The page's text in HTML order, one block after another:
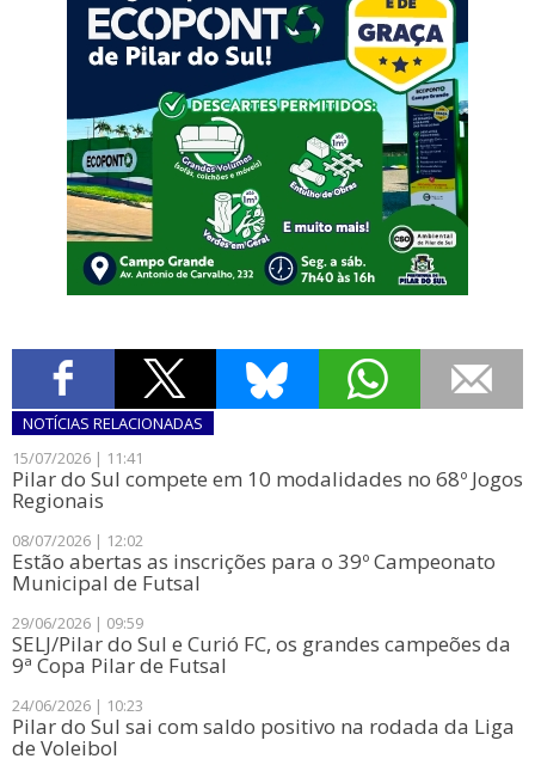
NOTÍCIAS RELACIONADAS
15/07/2026 | 11:41
Pilar do Sul compete em 10 modalidades no 68º Jogos
Regionais
08/07/2026 | 12:02
Estão abertas as inscrições para o 39º Campeonato
Municipal de Futsal
29/06/2026 | 09:59
SELJ/Pilar do Sul e Curió FC, os grandes campeões da
9ª Copa Pilar de Futsal
24/06/2026 | 10:23
Pilar do Sul sai com saldo positivo na rodada da Liga
de Voleibol